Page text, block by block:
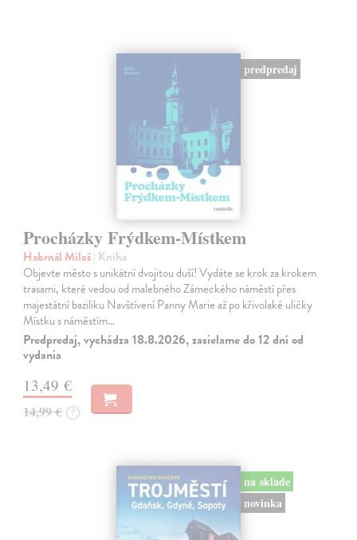
predpredaj
Procházky Frýdkem-Místkem
Habrnál Miloš| Kniha
Objevte město s unikátní dvojitou duší! Vydáte se krok za krokem
trasami, které vedou od malebného Zámeckého náměstí přes
majestátní baziliku Navštívení Panny Marie až po křivolaké uličky
Místku s náměstím…
Predpredaj, vychádza 18.8.2026, zasielame do 12 dní od
vydania
13,49 €
14,99 € ?
na sklade
novinka